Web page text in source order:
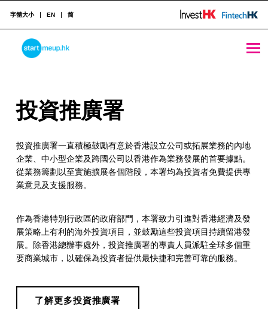
STARTMEUPHK
STARTMEUPHK FESTIVAL IS THE LEADING STARTUP AND INNOVATION CONFERENCE EVENT IN HONG KONG
字體大小 EN 简
投
推
廣
署
投資推廣署
投資推廣署一直積極鼓勵有意於香港設立公司或拓展業務的內地
企業、中小型企業及跨國公司以香港作為業務發展的首要據點。
從業務籌劃以至實施擴展各個階段，本署均為投資者免費提供專
業意見及支援服務。
作為香港特別行政區的政府部門，本署致力引進對香港經濟及發
展策略上有利的海外投資項目，並鼓勵這些投資項目持續留港發
展。除香港總辦事處外，投資推廣署的專責人員派駐全球多個重
要商業城市，以確保為投資者提供最快捷和完善可靠的服務。
了解更多投資推廣署